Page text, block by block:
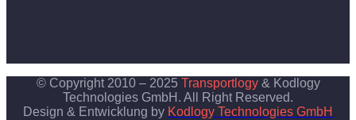
© Copyright 2010 – 2025 Transportlogy& Kodlogy
Technologies GmbH. All Right Reserved.
Design & Entwicklung by Kodlogy Technologies GmbH